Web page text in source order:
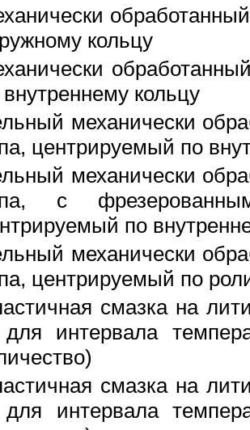
кольцу
кольцу
механически
центрируемый по
механически
с
по
механически
центрируемый по
смазка на
интервала
смазка на
интервала